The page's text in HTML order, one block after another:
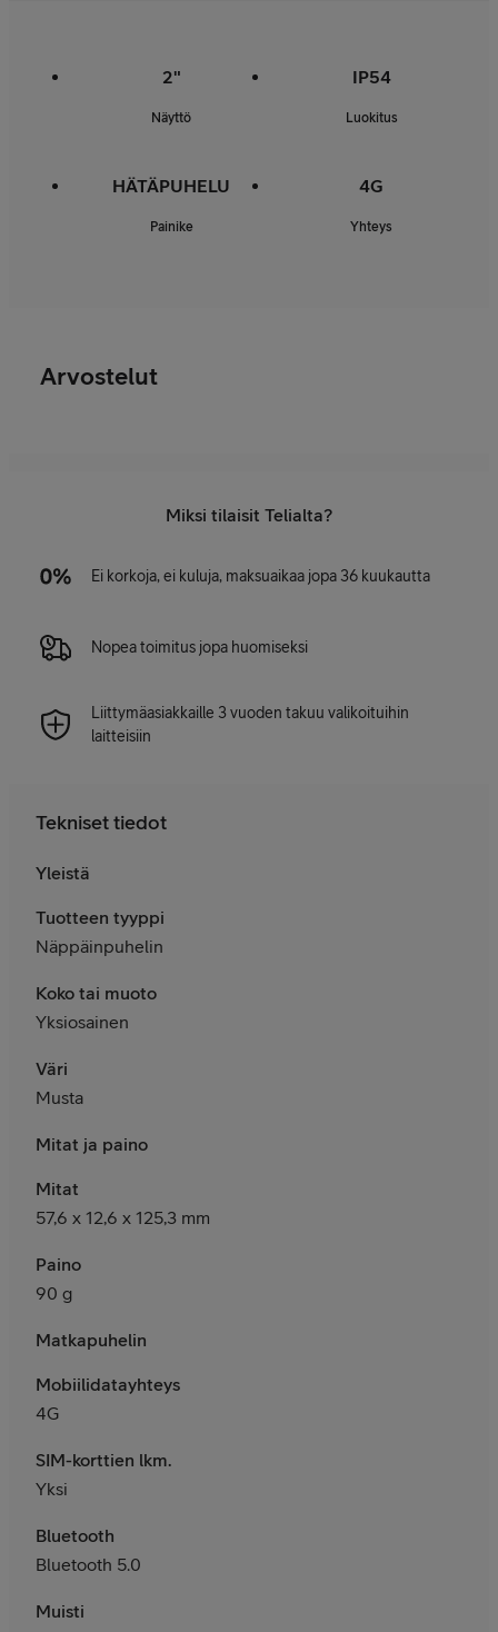
2"
Näyttö
IP54
Luokitus
HÄTÄPUHELU
Painike
4G
Yhteys
Arvostelut
Miksi tilaisit Telialta?
Ei korkoja, ei kuluja, maksuaikaa jopa 36 kuukautta
Nopea toimitus jopa huomiseksi
Liittymäasiakkaille 3 vuoden takuu valikoituihin
laitteisiin
Tekniset tiedot
Yleistä
Tuotteen tyyppi
Näppäinpuhelin
Koko tai muoto
Yksiosainen
Väri
Musta
Mitat ja paino
Mitat
57,6 x 12,6 x 125,3 mm
Paino
90 g
Matkapuhelin
Mobiilidatayhteys
4G
SIM-korttien lkm.
Yksi
Bluetooth
Bluetooth 5.0
Muisti